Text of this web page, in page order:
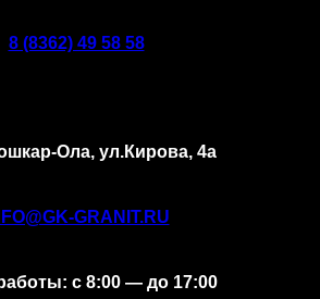
8 (8362) 49 58 58
Ола, ул.Кирова, 4а
GRANIT.RU
с 8:00 — до 17:00